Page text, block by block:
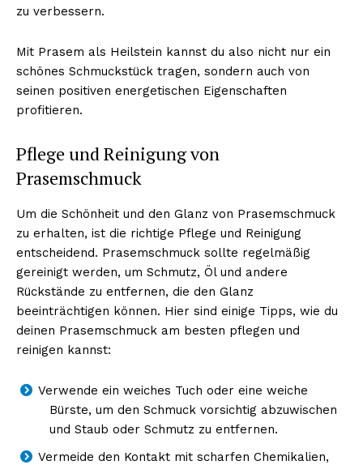
zu verbessern.
Mit Prasem als Heilstein kannst du also nicht nur ein
schönes Schmuckstück tragen, sondern auch von
seinen positiven energetischen Eigenschaften
profitieren.
Pflege und Reinigung von
Prasemschmuck
Um die Schönheit und den Glanz von Prasemschmuck
zu erhalten, ist die richtige Pflege und Reinigung
entscheidend. Prasemschmuck sollte regelmäßig
gereinigt werden, um Schmutz, Öl und andere
Rückstände zu entfernen, die den Glanz
beeinträchtigen können. Hier sind einige Tipps, wie du
deinen Prasemschmuck am besten pflegen und
reinigen kannst:
Verwende ein weiches Tuch oder eine weiche
Bürste, um den Schmuck vorsichtig abzuwischen
und Staub oder Schmutz zu entfernen.
Vermeide den Kontakt mit scharfen Chemikalien,